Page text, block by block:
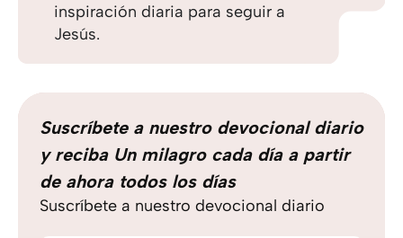
inspiración diaria para seguir a
Jesús.
Suscríbete a nuestro devocional diario
y reciba Un milagro cada día a partir
de ahora todos los días
Suscríbete a nuestro devocional diario